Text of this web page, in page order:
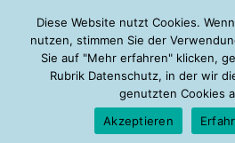
Sunday, 09.08.2026
Mein Account
About
Diese Website nutzt Cookies.
nutzen, stimmen Sie der
Sie auf "Mehr erfahren" klicken,
Rubrik Datenschutz, in der wir
genutzten Cookies
Akzeptieren